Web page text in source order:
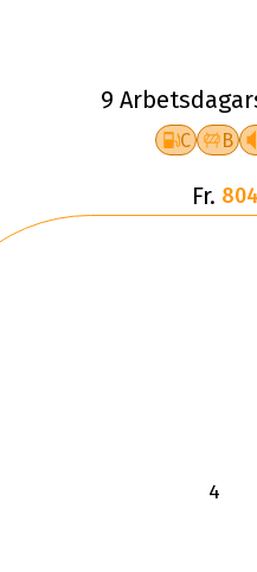
9
C B
Fr.